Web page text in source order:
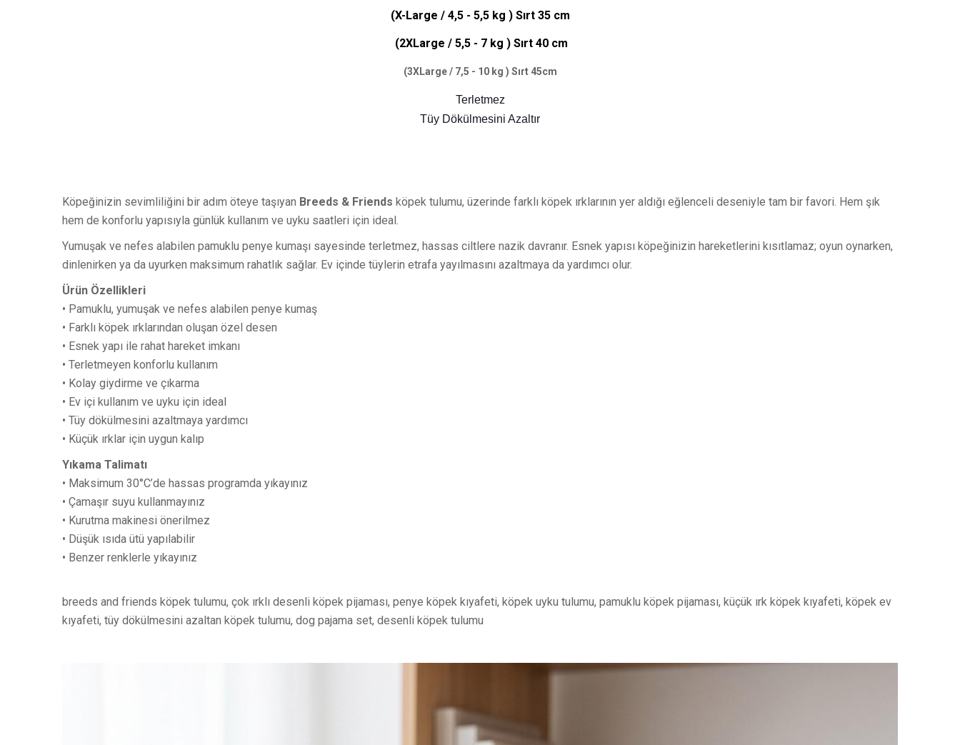
(X-Large / 4,5 - 5,5 kg ) Sırt 35 cm
(2XLarge / 5,5 - 7 kg ) Sırt 40 cm
(3XLarge / 7,5 - 10 kg ) Sırt 45cm
Terletmez
Tüy Dökülmesini Azaltır
Köpeğinizin sevimliliğini bir adım öteye taşıyan Breeds & Friends köpek tulumu, üzerinde farklı köpek ırklarının yer aldığı eğlenceli deseniyle tam bir favori. Hem şık
hem de konforlu yapısıyla günlük kullanım ve uyku saatleri için ideal.
Yumuşak ve nefes alabilen pamuklu penye kumaşı sayesinde terletmez, hassas ciltlere nazik davranır. Esnek yapısı köpeğinizin hareketlerini kısıtlamaz; oyun oynarken,
dinlenirken ya da uyurken maksimum rahatlık sağlar. Ev içinde tüylerin etrafa yayılmasını azaltmaya da yardımcı olur.
Ürün Özellikleri
• Pamuklu, yumuşak ve nefes alabilen penye kumaş
• Farklı köpek ırklarından oluşan özel desen
• Esnek yapı ile rahat hareket imkanı
• Terletmeyen konforlu kullanım
• Kolay giydirme ve çıkarma
• Ev içi kullanım ve uyku için ideal
• Tüy dökülmesini azaltmaya yardımcı
• Küçük ırklar için uygun kalıp
Yıkama Talimatı
• Maksimum 30°C’de hassas programda yıkayınız
• Çamaşır suyu kullanmayınız
• Kurutma makinesi önerilmez
• Düşük ısıda ütü yapılabilir
• Benzer renklerle yıkayınız
breeds and friends köpek tulumu, çok ırklı desenli köpek pijaması, penye köpek kıyafeti, köpek uyku tulumu, pamuklu köpek pijaması, küçük ırk köpek kıyafeti, köpek ev
kıyafeti, tüy dökülmesini azaltan köpek tulumu, dog pajama set, desenli köpek tulumu